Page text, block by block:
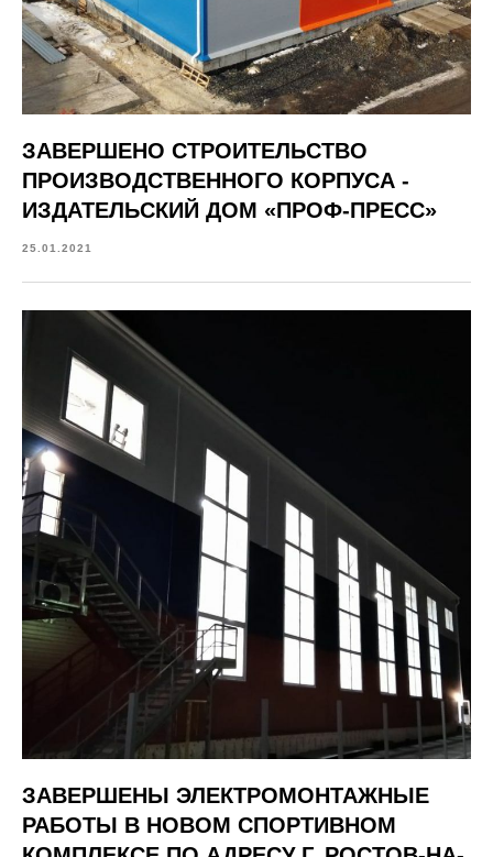
ЗАВЕРШЕНО СТРОИТЕЛЬСТВО
ПРОИЗВОДСТВЕННОГО КОРПУСА -
ИЗДАТЕЛЬСКИЙ ДОМ «ПРОФ-ПРЕСС»
25.01.2021
ЗАВЕРШЕНЫ ЭЛЕКТРОМОНТАЖНЫЕ
РАБОТЫ В НОВОМ СПОРТИВНОМ